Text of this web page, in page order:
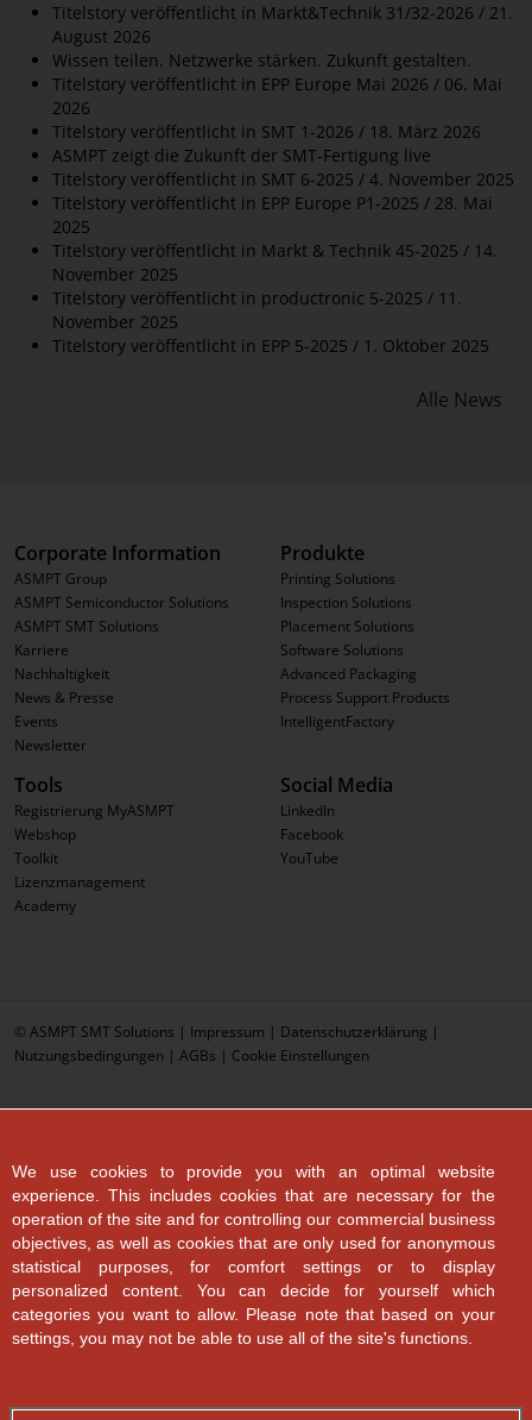
Titelstory veröffentlicht in Markt&Technik 31/32-2026 / 21.
August 2026
Wissen teilen. Netzwerke stärken. Zukunft gestalten.
Titelstory veröffentlicht in EPP Europe Mai 2026 / 06. Mai
2026
Titelstory veröffentlicht in SMT 1-2026 / 18. März 2026
ASMPT zeigt die Zukunft der SMT-Fertigung live
Titelstory veröffentlicht in SMT 6-2025 / 4. November 2025
Titelstory veröffentlicht in EPP Europe P1-2025 / 28. Mai
2025
Titelstory veröffentlicht in Markt & Technik 45-2025 / 14.
November 2025
Titelstory veröffentlicht in productronic 5-2025 / 11.
November 2025
Titelstory veröffentlicht in EPP 5-2025 / 1. Oktober 2025
Alle News
Corporate Information
ASMPT Group
ASMPT Semiconductor Solutions
ASMPT SMT Solutions
Karriere
Nachhaltigkeit
News & Presse
Events
Newsletter
Produkte
Printing Solutions
Inspection Solutions
Placement Solutions
Software Solutions
Advanced Packaging
Process Support Products
IntelligentFactory
Tools
Registrierung MyASMPT
Webshop
Toolkit
Lizenzmanagement
Academy
Social Media
LinkedIn
Facebook
YouTube
© ASMPT SMT Solutions | Impressum | Datenschutzerklärung |
Nutzungsbedingungen | AGBs | Cookie Einstellungen
We use cookies to provide you with an optimal website
experience. This includes cookies that are necessary for the
operation of the site and for controlling our commercial business
objectives, as well as cookies that are only used for anonymous
statistical purposes, for comfort settings or to display
personalized content. You can decide for yourself which
categories you want to allow. Please note that based on your
settings, you may not be able to use all of the site's functions.